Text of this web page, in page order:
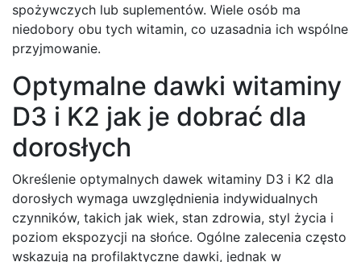
spożywczych lub suplementów. Wiele osób ma
niedobory obu tych witamin, co uzasadnia ich wspólne
przyjmowanie.
Optymalne dawki witaminy
D3 i K2 jak je dobrać dla
dorosłych
Określenie optymalnych dawek witaminy D3 i K2 dla
dorosłych wymaga uwzględnienia indywidualnych
czynników, takich jak wiek, stan zdrowia, styl życia i
poziom ekspozycji na słońce. Ogólne zalecenia często
wskazują na profilaktyczne dawki, jednak w